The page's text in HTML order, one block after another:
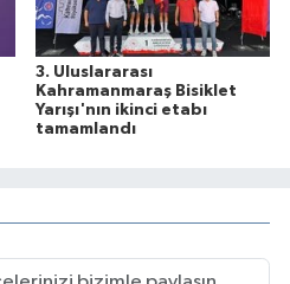
3. Uluslararası
Kahramanmaraş Bisiklet
Yarışı'nın ikinci etabı
tamamlandı